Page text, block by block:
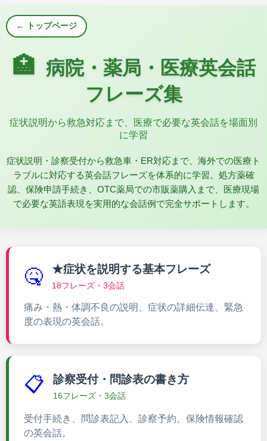
← トップページ
🏥 病院・薬局・医療英会話
フレーズ集
症状説明から救急対応まで、医療で必要な英会話を場面別
に学習
症状説明・診察受付から救急車・ER対応まで、海外での医療ト
ラブルに対応する英会話フレーズを体系的に学習。処方薬確
認、保険申請手続き、OTC薬局での市販薬購入まで、医療現場
で必要な英語表現を実用的な会話例で完全サポートします。
🤒 ★症状を説明する基本フレーズ
18フレーズ・3会話
痛み・熱・体調不良の説明、症状の詳細伝達、緊急
度の表現の英会話。
📋 診察受付・問診表の書き方
16フレーズ・3会話
受付手続き、問診表記入、診察予約、保険情報確認
の英会話。